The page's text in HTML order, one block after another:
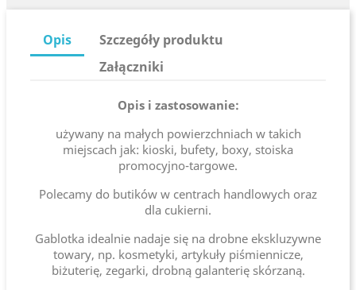
Opis
Szczegóły produktu
Załączniki
Opis i zastosowanie:
używany na małych powierzchniach w takich
miejscach jak: kioski, bufety, boxy, stoiska
promocyjno-targowe.
Polecamy do butików w centrach handlowych oraz
dla cukierni.
Gablotka idealnie nadaje się na drobne ekskluzywne
towary, np. kosmetyki, artykuły piśmiennicze,
biżuterię, zegarki, drobną galanterię skórzaną.